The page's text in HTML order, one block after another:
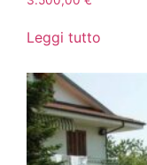
Leggi tutto